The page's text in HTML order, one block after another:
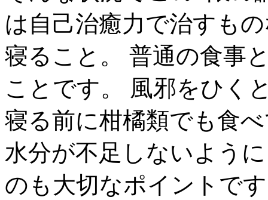
は自己治癒力で治すも
寝ること。 普通の食事
ことです。 風邪をひく
寝る前に柑橘類でも食
水分が不足しないよう
のも大切なポイントで